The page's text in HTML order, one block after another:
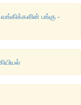
பங்கு -